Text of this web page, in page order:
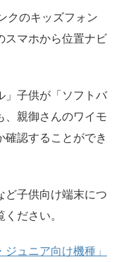
クのキッズフォン
スマホから位置ナビ
」子供が「ソフトバ
、親御さんのワイモ
認することができ
ど子供向け端末につ
ださい。
ュニア向け機種」